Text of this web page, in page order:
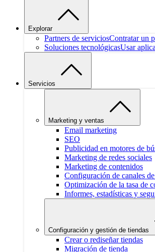
Explorar
Partners de serviciosContratar un
Soluciones tecnológicasUsar
Servicios
Marketing y ventas
Email marketing
SEO
Publicidad en motores de
Marketing de redes sociales
Marketing de contenidos
Configuración de canales
Optimización de la tasa de
Informes, estadísticas y
Configuración y gestión de tiendas
Crear o rediseñar tiendas
Migración de tienda